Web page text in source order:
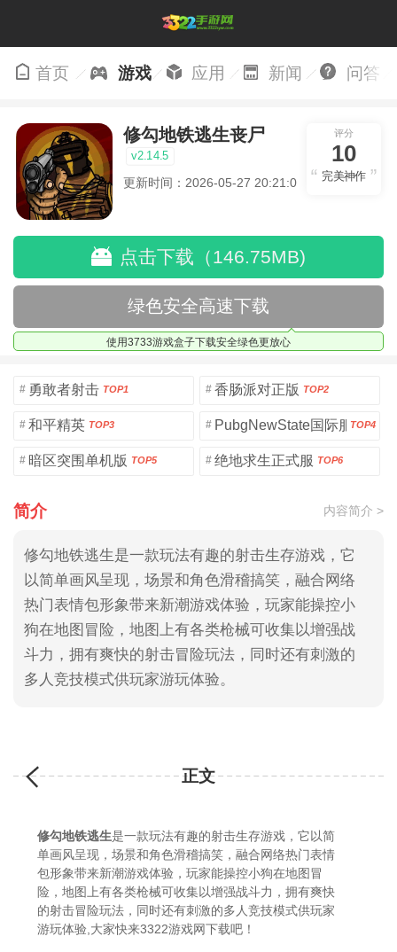
首页 游戏 应用 新闻 问答
修勾地铁逃生丧尸
v2.14.5
更新时间：2026-05-27 20:21:06
评分
10
完美神作
点击下载（146.75MB)
绿色安全高速下载
使用3733游戏盒子下载安全绿色更放心
# 勇敢者射击 TOP1 # 香肠派对正版 TOP2
# 和平精英 TOP3 # PubgNewState国际服TOP4
# 暗区突围单机版 TOP5 # 绝地求生正式服 TOP6
简介 内容简介 >
修勾地铁逃生是一款玩法有趣的射击生存游戏，它
以简单画风呈现，场景和角色滑稽搞笑，融合网络
热门表情包形象带来新潮游戏体验，玩家能操控小
狗在地图冒险，地图上有各类枪械可收集以增强战
斗力，拥有爽快的射击冒险玩法，同时还有刺激的
多人竞技模式供玩家游玩体验。
正文
修勾地铁逃生是一款玩法有趣的射击生存游戏，它以简
单画风呈现，场景和角色滑稽搞笑，融合网络热门表情
包形象带来新潮游戏体验，玩家能操控小狗在地图冒
险，地图上有各类枪械可收集以增强战斗力，拥有爽快
的射击冒险玩法，同时还有刺激的多人竞技模式供玩家
游玩体验,大家快来3322游戏网下载吧！